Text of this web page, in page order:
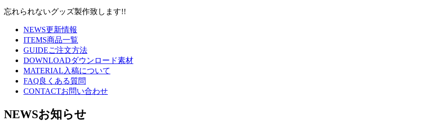
忘れられないグッズ製作致します!!
NEWS更新情報
ITEMS商品一覧
GUIDEご注文方法
DOWNLOADダウンロード素材
MATERIAL 入稿について
FAQ良くある質問
CONTACTお問い合わせ
NEWSお知らせ